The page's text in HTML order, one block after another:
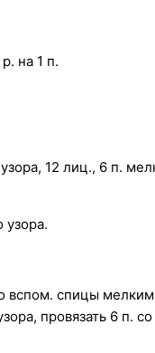
на 1 п.
12 лиц., 6 п.
вспом. спицы
провязать 6 п.